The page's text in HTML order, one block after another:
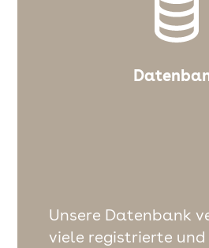
Unsere Datenbank
viele registrierte